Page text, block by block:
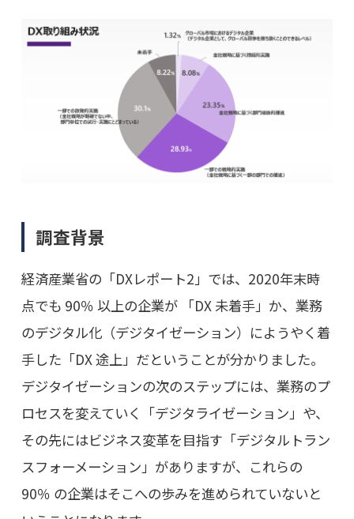
調査背景
経済産業省の「DXレポート2」では、2020年末時
点でも 90％ 以上の企業が 「DX 未着手」か、業務
のデジタル化（デジタイゼーション）にようやく着
手した「DX 途上」だということが分かりました。
デジタイゼーションの次のステップには、業務のプ
ロセスを変えていく「デジタライゼーション」や、
その先にはビジネス変革を目指す「デジタルトラン
スフォーメーション」がありますが、これらの
90％ の企業はそこへの歩みを進められていないと